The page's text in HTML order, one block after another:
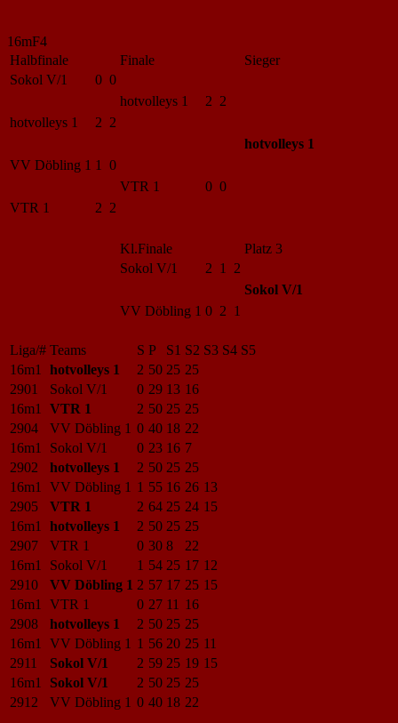
16mF4
Halbfinale
Finale
Sieger
Sokol V/1
0 0
hotvolleys 1
2 2
hotvolleys 1
2 2
hotvolleys 1
VV Döbling 1 1 0
VTR 1
0 0
VTR 1
2 2
Kl.Finale
Platz 3
Sokol V/1
2 1 2
Sokol V/1
VV Döbling 1 0 2 1
Liga/# Teams S P S1 S2 S3 S4 S5
16m1
hotvolleys 1 2 50 25 25
2901
Sokol V/1 0 29 13 16
16m1
VTR 1 2 50 25 25
2904
VV Döbling 1 0 40 18 22
16m1
Sokol V/1 0 23 16 7
2902
hotvolleys 1 2 50 25 25
16m1
VV Döbling 1 1 55 16 26 13
2905
VTR 1 2 64 25 24 15
16m1
hotvolleys 1 2 50 25 25
2907
VTR 1 0 30 8
22
16m1
Sokol V/1 1 54 25 17 12
2910
VV Döbling 1 2 57 17 25 15
16m1
VTR 1 0 27 11 16
2908
hotvolleys 1 2 50 25 25
16m1
VV Döbling 1 1 56 20 25 11
2911
Sokol V/1 2 59 25 19 15
16m1
Sokol V/1 2 50 25 25
2912
VV Döbling 1 0 40 18 22